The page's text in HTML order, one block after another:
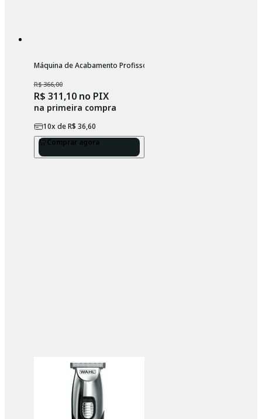
Máquina de Acabamento Profissopnal Wahl Launch Trimmer
R$ 366,00
R$ 311,10no PIX
na primeira compra
10x deR$ 36,60
Comprar agora